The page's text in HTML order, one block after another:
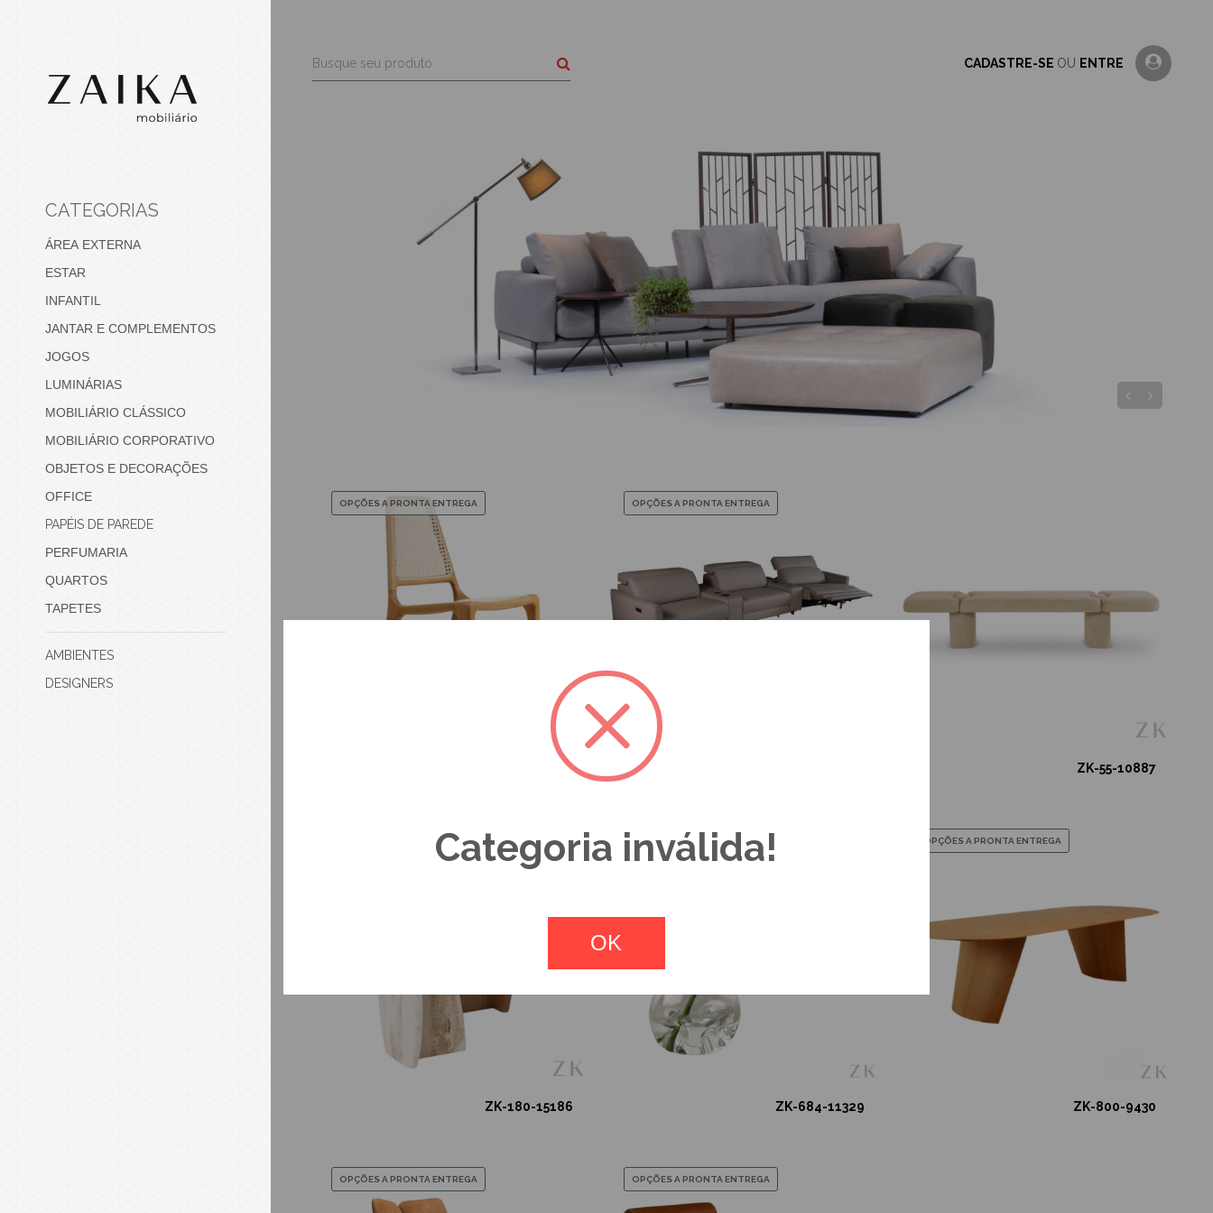
CATEGORIAS
ÁREA EXTERNA
ESTAR
INFANTIL
JANTAR E COMPLEMENTOS
JOGOS
LUMINÁRIAS
MOBILIÁRIO CLÁSSICO
MOBILIÁRIO CORPORATIVO
OBJETOS E DECORAÇÕES
OFFICE
PAPÉIS DE PAREDE
PERFUMARIA
QUARTOS
TAPETES
AMBIENTES
DESIGNERS
Buscar
CADASTRE-SE OU ENTRE
OPÇÕES A PRONTA ENTREGA
ZK-800-3797
OPÇÕES A PRONTA ENTREGA
ZK-55-10887
ZK-180-15186
OPÇÕES A PRONTA ENTREGA
ZK-684-11329
OPÇÕES A PRONTA ENTREGA
ZK-800-9430
OPÇÕES A PRONTA ENTREGA OPÇÕES A PRONTA ENTREGA
Categoria inválida!
OK